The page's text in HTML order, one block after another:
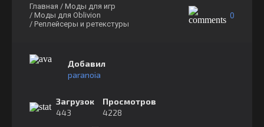
Главная / Моды для игр
/ Моды для Oblivion
/ Реплейсеры и ретекстуры
0
Добавил
paranoia
Загрузок
443
Просмотров
4228